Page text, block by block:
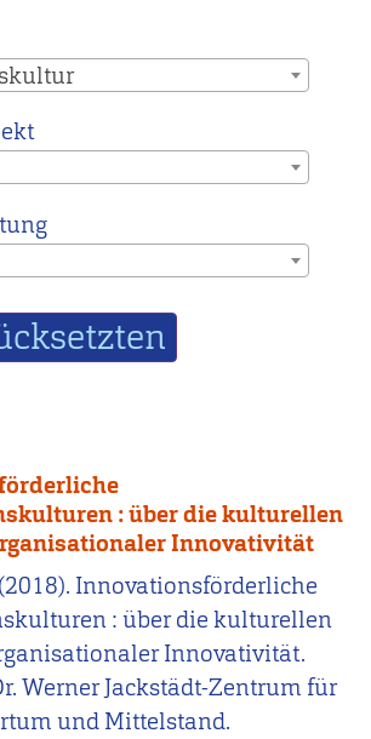
: über die kulturellen
Innovativität
Innovationsförderliche
: über die kulturellen
Innovativität.
Werner Jackstädt-Zentrum für
und Mittelstand.